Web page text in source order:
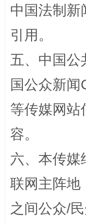
扯下公款旅
中国法制新
引用。
五、中国公
国公众新
等传媒网站
容。
六、本传媒
联网主阵地
之间公众/